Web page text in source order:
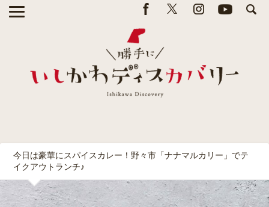
今日は豪華にスパイスカレー！野々市「ナナマルカリー」でテ
イクアウトランチ♪